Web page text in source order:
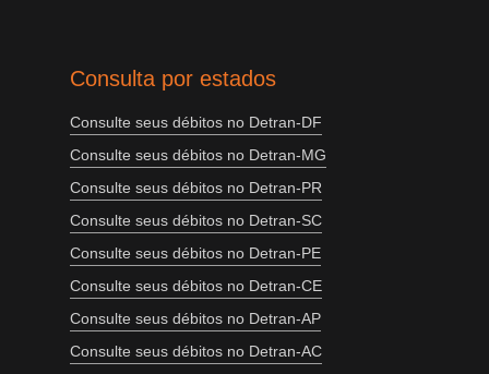
Consulta por estados
Consulte seus débitos no Detran-DF
Consulte seus débitos no Detran-MG
Consulte seus débitos no Detran-PR
Consulte seus débitos no Detran-SC
Consulte seus débitos no Detran-PE
Consulte seus débitos no Detran-CE
Consulte seus débitos no Detran-AP
Consulte seus débitos no Detran-AC